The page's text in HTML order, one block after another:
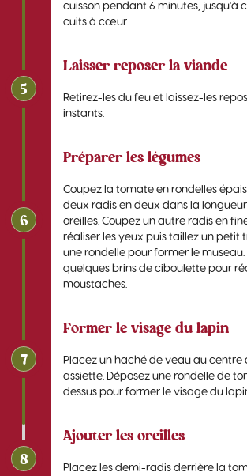
cuisson pendant 6 minutes, jusqu'à
cuits à cœur.
Laisser reposer la viande
Retirez-les du feu et laissez-les
instants.
5
Préparer les légumes
Coupez la tomate en rondelles
deux radis en deux dans la
oreilles. Coupez un autre radis en
réaliser les yeux puis taillez un petit
une rondelle pour former le museau.
quelques brins de ciboulette pour
moustaches.
6
Former le visage du lapin
Placez un haché de veau au centre
assiette. Déposez une rondelle de
dessus pour former le visage du
7
Ajouter les oreilles
Placez les demi-radis derrière la
8